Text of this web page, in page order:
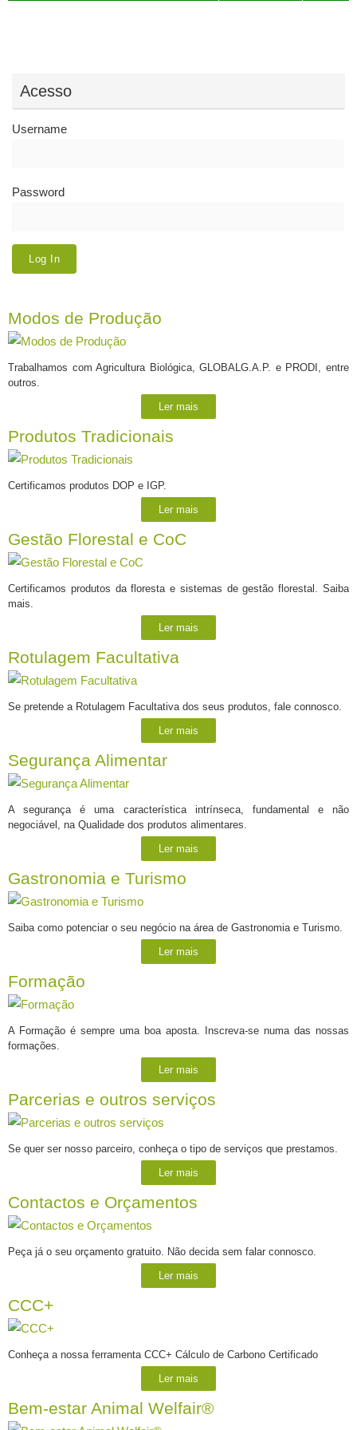
Acesso
Username
Password
Modos de Produção
Trabalhamos com Agricultura Biológica, GLOBALG.A.P. e PRODI, entre
outros.
Ler mais
Produtos Tradicionais
Certificamos produtos DOP e IGP.
Ler mais
Gestão Florestal e CoC
Certificamos produtos da floresta e sistemas de gestão florestal. Saiba
mais.
Ler mais
Rotulagem Facultativa
Se pretende a Rotulagem Facultativa dos seus produtos, fale connosco.
Ler mais
Segurança Alimentar
A segurança é uma característica intrínseca, fundamental e não
negociável, na Qualidade dos produtos alimentares.
Ler mais
Gastronomia e Turismo
Saiba como potenciar o seu negócio na área de Gastronomia e Turismo.
Ler mais
Formação
A Formação é sempre uma boa aposta. Inscreva-se numa das nossas
formações.
Ler mais
Parcerias e outros serviços
Se quer ser nosso parceiro, conheça o tipo de serviços que prestamos.
Ler mais
Contactos e Orçamentos
Peça já o seu orçamento gratuito. Não decida sem falar connosco.
Ler mais
CCC+
Conheça a nossa ferramenta CCC+ Cálculo de Carbono Certificado
Ler mais
Bem-estar Animal Welfair®